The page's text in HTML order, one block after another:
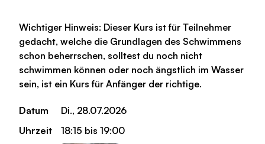
Wichtiger Hinweis: Dieser Kurs ist für Teilnehmer
gedacht, welche die Grundlagen des Schwimmens
schon beherrschen, solltest du noch nicht
schwimmen können oder noch ängstlich im Wasser
sein, ist ein Kurs für Anfänger der richtige.
Datum
Di., 28.07.2026
Uhrzeit
18:15 bis 19:00